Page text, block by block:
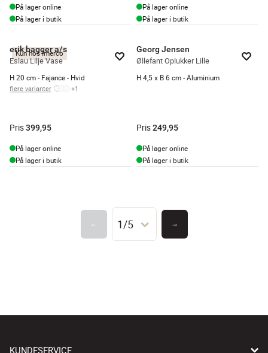
På lager online
På lager i butik
På lager online
På lager i butik
Kun hos Imerco
erik bagger a/s
Eslau Lilje Vase
H 20 cm - Fajance - Hvid
flere varianter +1
Pris399,95
På lager online
På lager i butik
Georg Jensen
Øllefant Oplukker Lille
H 4,5 x B 6 cm - Aluminium
Pris249,95
På lager online
På lager i butik
← 1/5 →
KUNDESERVICE